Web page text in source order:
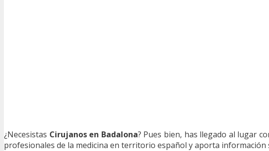
¿Necesistas Cirujanos en Badalona? Pues bien, has llegado al lugar
profesionales de la medicina en territorio español y aporta